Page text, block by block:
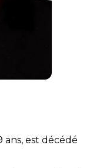
ans, est décédé